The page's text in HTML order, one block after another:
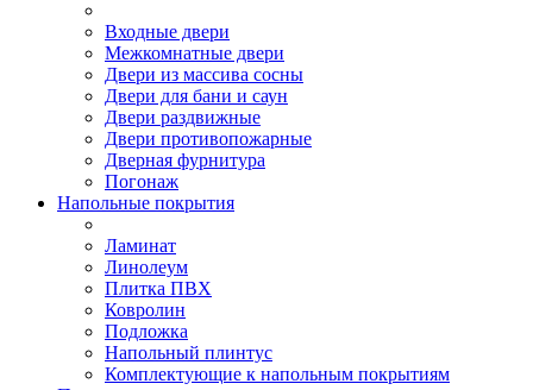
Входные двери
Межкомнатные двери
Двери из массива сосны
Двери для бани и саун
Двери раздвижные
Двери противопожарные
Дверная фурнитура
Погонаж
Напольные покрытия
Ламинат
Линолеум
Плитка ПВХ
Ковролин
Подложка
Напольный плинтус
Комплектующие к напольным покрытиям